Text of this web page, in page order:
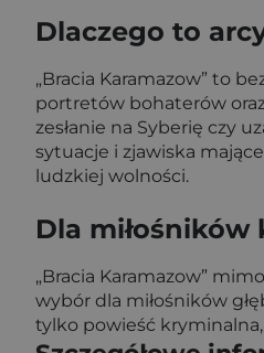
Dlaczego to
„Bracia Karamazow” to
portretów bohaterów
zesłanie na Syberię czy
sytuacje i zjawiska
ludzkiej wolności.
Dla miłośników
„Bracia Karamazow”
wybór dla miłośników
tylko powieść